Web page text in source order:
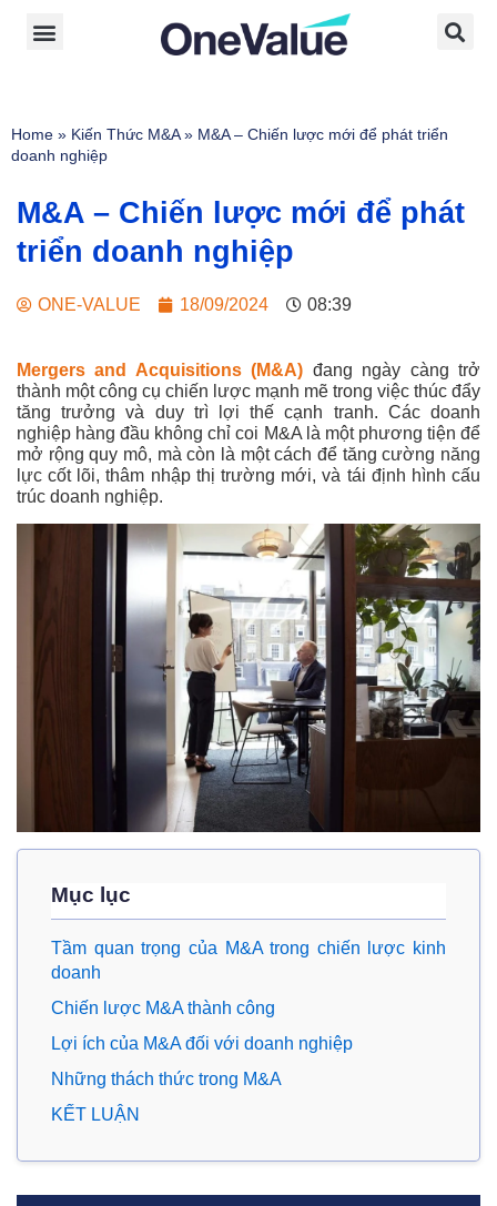
Home » Kiến Thức M&A» M&A – Chiến lược mới để phát triển
doanh nghiệp
M&A – Chiến lược mới để phát
triển doanh nghiệp
ONE-VALUE 18/09/2024 08:39
Mergers and Acquisitions (M&A) đang ngày càng trở
thành một công cụ chiến lược mạnh mẽ trong việc thúc đẩy
tăng trưởng và duy trì lợi thế cạnh tranh. Các doanh
nghiệp hàng đầu không chỉ coi M&A là một phương tiện để
mở rộng quy mô, mà còn là một cách để tăng cường năng
lực cốt lõi, thâm nhập thị trường mới, và tái định hình cấu
trúc doanh nghiệp.
Mục lục
Tầm quan trọng của M&A trong chiến lược kinh
doanh
Chiến lược M&A thành công
Lợi ích của M&A đối với doanh nghiệp
Những thách thức trong M&A
KẾT LUẬN